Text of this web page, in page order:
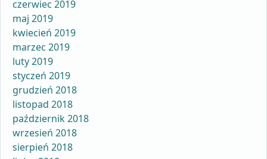
czerwiec 2019
maj 2019
kwiecień 2019
marzec 2019
luty 2019
styczeń 2019
grudzień 2018
listopad 2018
październik 2018
wrzesień 2018
sierpień 2018